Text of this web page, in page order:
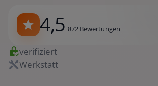
4,5 872 Bewertungen
verifiziert
Werkstatt